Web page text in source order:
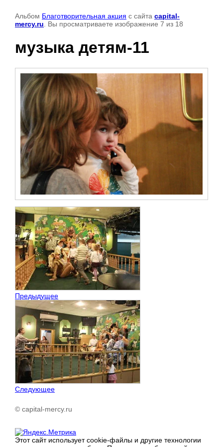
Альбом Благотворительная акция с сайта capital-
mercy.ru . Вы просматриваете изображение 7 из 18
музыка детям-11
Предыдущее
Следующее
© capital-mercy.ru
Этот сайт использует cookie-файлы и другие технологии